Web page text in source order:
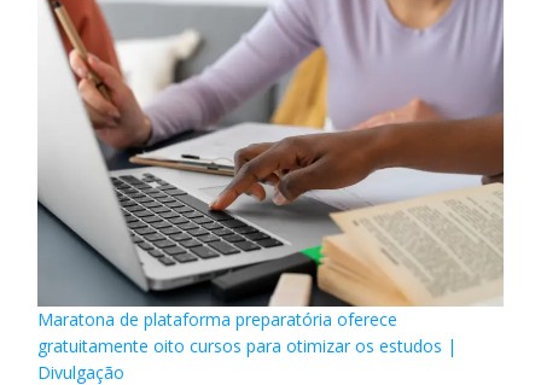
Maratona de plataforma preparatória oferece
gratuitamente oito cursos para otimizar os estudos |
Divulgação